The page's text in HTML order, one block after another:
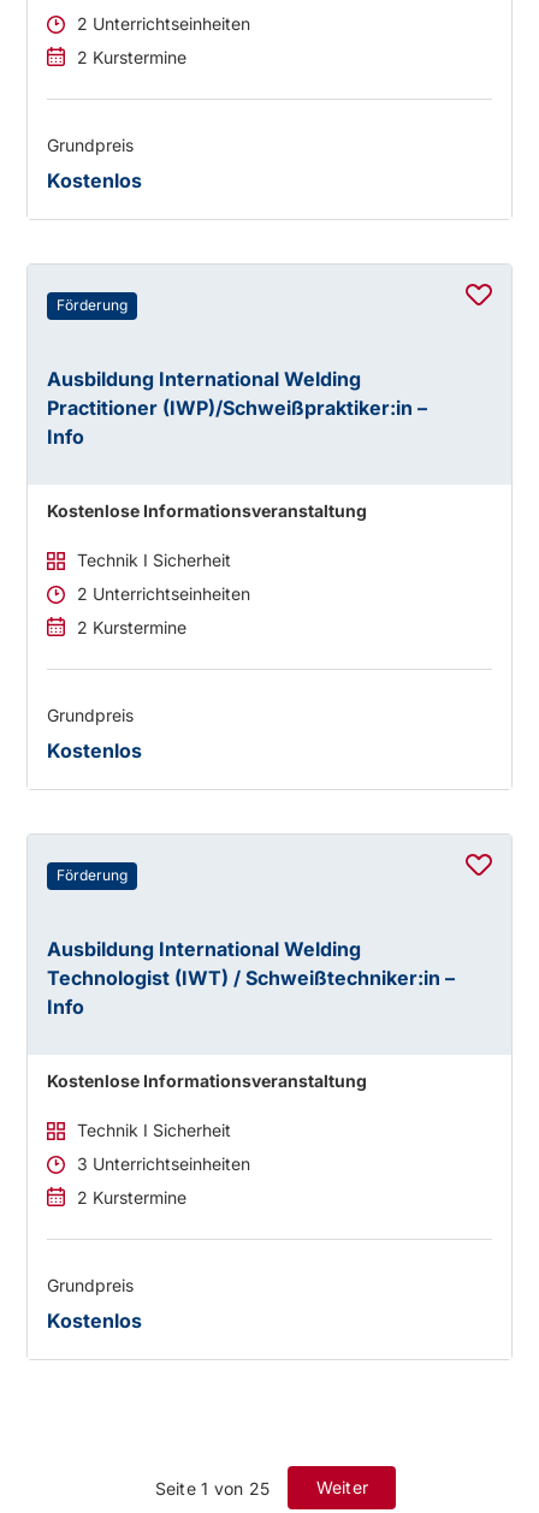
2 Unterrichtseinheiten
2 Kurstermine
Grundpreis
Kostenlos
Förderung
Ausbildung International Welding
Practitioner (IWP)/Schweißpraktiker:in –
Info
Kostenlose Informationsveranstaltung
Technik I Sicherheit
2 Unterrichtseinheiten
2 Kurstermine
Grundpreis
Kostenlos
Förderung
Ausbildung International Welding
Technologist (IWT) / Schweißtechniker:in –
Info
Kostenlose Informationsveranstaltung
Technik I Sicherheit
3 Unterrichtseinheiten
2 Kurstermine
Grundpreis
Kostenlos
Seite 1 von 25 Weiter